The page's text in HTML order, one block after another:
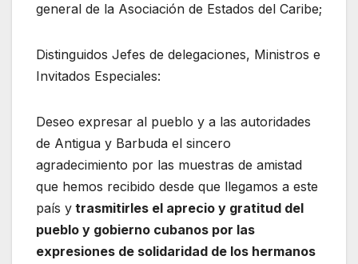
general de la Asociación de Estados del Caribe;
Distinguidos Jefes de delegaciones, Ministros e
Invitados Especiales:
Deseo expresar al pueblo y a las autoridades
de Antigua y Barbuda el sincero
agradecimiento por las muestras de amistad
que hemos recibido desde que llegamos a este
país y trasmitirles el aprecio y gratitud del
pueblo y gobierno cubanos por las
expresiones de solidaridad de los hermanos